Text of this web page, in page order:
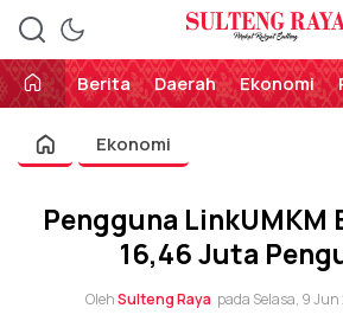
Sulteng Raya
Perekat Rakyat
Berita
Daerah Ekonomi
Ekonomi
Pengguna LinkUMKM
16,46 Juta
OlehSulteng Raya pada Selasa, 9